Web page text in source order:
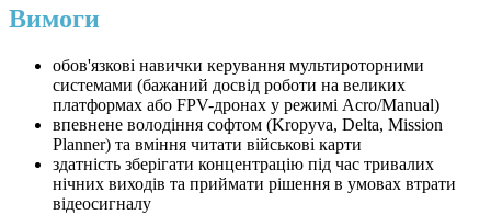
Вимоги
обов'язкові навички керування мультироторними
системами (бажаний досвід роботи на великих
платформах або FPV-дронах у режимі Acro/Manual)
впевнене володіння софтом (Kropyva, Delta, Mission
Planner) та вміння читати військові карти
здатність зберігати концентрацію під час тривалих
нічних виходів та приймати рішення в умовах втрати
відеосигналу